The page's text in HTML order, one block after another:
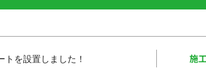
を設置しました！ 施